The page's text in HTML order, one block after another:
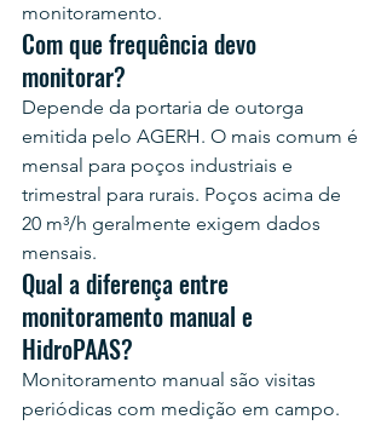
monitoramento.
Com que frequência devo
monitorar?
Depende da portaria de outorga
emitida pelo AGERH. O mais comum é
mensal para poços industriais e
trimestral para rurais. Poços acima de
20 m³/h geralmente exigem dados
mensais.
Qual a diferença entre
monitoramento manual e
HidroPAAS?
Monitoramento manual são visitas
periódicas com medição em campo.